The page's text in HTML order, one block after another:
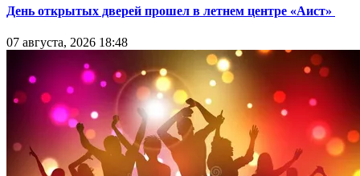
День открытых дверей прошел в летнем центре «Аист»
07 августа, 2026 18:48